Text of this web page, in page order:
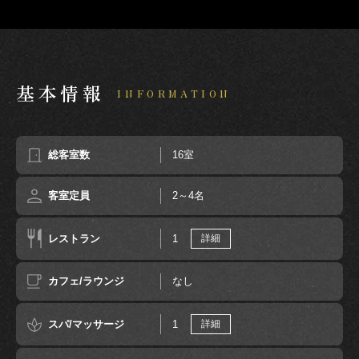
基本情報 INFORMATION
総客室数 16室
客室定員 2～4名
レストラン 1 詳細
カフェ/ラウンジ なし
スパ/マッサージ 1 詳細